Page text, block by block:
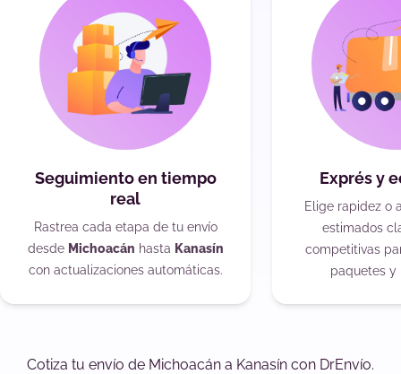
Seguimiento en tiempo
real
Rastrea cada etapa de tu envío
desde Michoacán hasta Kanasín
con actualizaciones automáticas.
Exprés y
Elige rapidez o
estimados
competitivas
paquetes y
Cotiza tu envío de Michoacán a Kanasín con DrEnvío.